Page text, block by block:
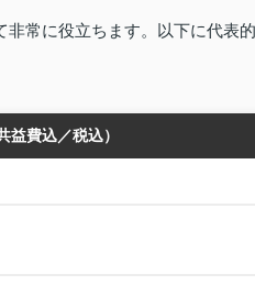
非常に役立ちます。以下に代表的
益費込／税込）